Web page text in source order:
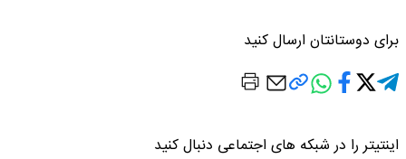
برای دوستانتان ارسال کنید
اینتیتر را در شبکه های اجتماعی دنبال کنید